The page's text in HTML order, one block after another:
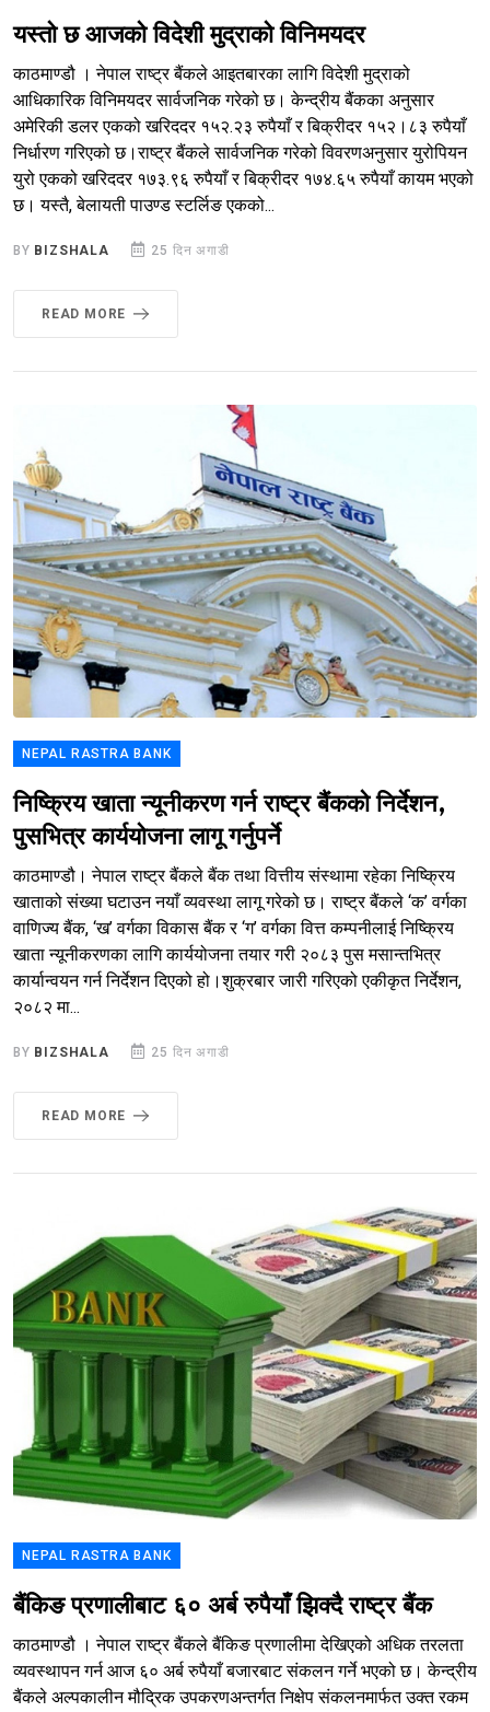
यस्तो छ आजको विदेशी मुद्राको विनिमयदर
काठमाण्डौ । नेपाल राष्ट्र बैंकले आइतबारका लागि विदेशी मुद्राको
आधिकारिक विनिमयदर सार्वजनिक गरेको छ। केन्द्रीय बैंकका अनुसार
अमेरिकी डलर एकको खरिददर १५२.२३ रुपैयाँ र बिक्रीदर १५२।८३ रुपैयाँ
निर्धारण गरिएको छ।राष्ट्र बैंकले सार्वजनिक गरेको विवरणअनुसार युरोपियन
युरो एकको खरिददर १७३.९६ रुपैयाँ र बिक्रीदर १७४.६५ रुपैयाँ कायम भएको
छ। यस्तै, बेलायती पाउण्ड स्टर्लिङ एकको...
BY BIZSHALA 25 दिन अगाडी
READ MORE
NEPAL RASTRA BANK
निष्क्रिय खाता न्यूनीकरण गर्न राष्ट्र बैंकको निर्देशन,
पुसभित्र कार्ययोजना लागू गर्नुपर्ने
काठमाण्डौ। नेपाल राष्ट्र बैंकले बैंक तथा वित्तीय संस्थामा रहेका निष्क्रिय
खाताको संख्या घटाउन नयाँ व्यवस्था लागू गरेको छ। राष्ट्र बैंकले ‘क’ वर्गका
वाणिज्य बैंक, ‘ख’ वर्गका विकास बैंक र ‘ग’ वर्गका वित्त कम्पनीलाई निष्क्रिय
खाता न्यूनीकरणका लागि कार्ययोजना तयार गरी २०८३ पुस मसान्तभित्र
कार्यान्वयन गर्न निर्देशन दिएको हो।शुक्रबार जारी गरिएको एकीकृत निर्देशन,
२०८२ मा...
BY BIZSHALA 25 दिन अगाडी
READ MORE
NEPAL RASTRA BANK
बैंकिङ प्रणालीबाट ६० अर्ब रुपैयाँ झिक्दै राष्ट्र बैंक
काठमाण्डौ । नेपाल राष्ट्र बैंकले बैंकिङ प्रणालीमा देखिएको अधिक तरलता
व्यवस्थापन गर्न आज ६० अर्ब रुपैयाँ बजारबाट संकलन गर्ने भएको छ। केन्द्रीय
बैंकले अल्पकालीन मौद्रिक उपकरणअन्तर्गत निक्षेप संकलनमार्फत उक्त रकम